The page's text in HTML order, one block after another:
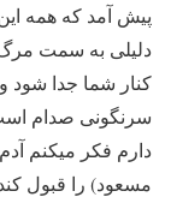
پیش آمد که همه
دلیلی به سمت مرگ
کنار شما جدا شود
سرنگونی صدام
دارم فکر میکنم
مسعود) را قبول